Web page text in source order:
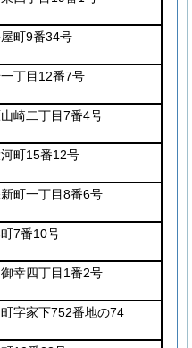
町9番34号
丁目12番7号
崎二丁目7番4号
町15番12号
町一丁目8番6号
7番10号
幸四丁目1番2号
字家下752番地の74